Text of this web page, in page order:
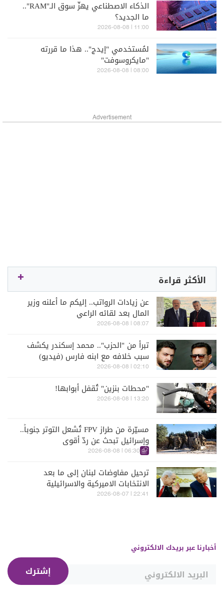
الذكاء الاصطناعي يهزّ سوق الـ"RAM"..
ما الجديد؟
11:00 | 2026-08-08
لمُستخدمي "إيدج".. هذا ما قررته
"مايكروسوفت"
08:00 | 2026-08-08
Advertisement
الأكثر قراءة
عن زيادات الرواتب.. إليكم ما أعلنه وزير
المال بعد لقائه الراعي
08:07 | 2026-08-08
تبرأ من "الحزب".. محمد إسكندر يكشف
سبب خلافه مع ابنه فارس (فيديو)
02:10 | 2026-08-08
"محطات بنزين" تُقفل أبوابها!
13:20 | 2026-08-08
مسيّرة من طراز FPV تُشعل التوتر جنوباً..
وإسرائيل تبحث عن ردّ أقوى
06:30 | 2026-08-08
ترحيل مفاوضات لبنان إلى ما بعد
الانتخابات الاميركية والاسرائيلية
22:41 | 2026-08-07
أخبارنا عبر بريدك الالكتروني
إشترك